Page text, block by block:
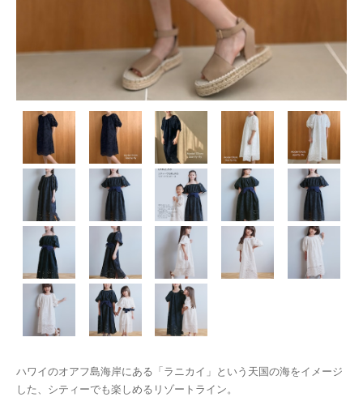
ハワイのオアフ島海岸にある「ラニカイ」という天国の海をイメージ
した、シティーでも楽しめるリゾートライン。